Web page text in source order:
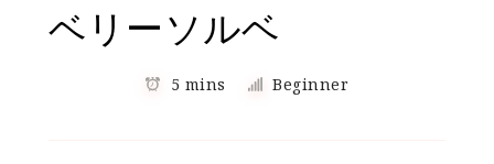
ベリーソルベ
5 mins Beginner